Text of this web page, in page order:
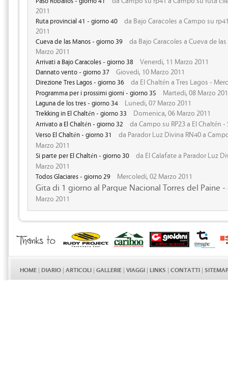
2011
Ruta provincial 41 - giorno 40
da Bajo Caracoles a Campo su
2011
Cueva de las Manos - giorno 39
da Bajo Caracoles a Cueva de
Marzo 2011
Arrivati a Bajo Caracoles - giorno 38 Venerdi, 11 Marzo 2011
Dannato vento - giorno 37 Giovedi, 10 Marzo 2011
Direzione Tres Lagos - giorno 36 da El Chaltén a Tres Lagos -
Programma per i prossimi giorni - giorno 35 Martedi, 08 Marzo
Laguna de los tres - giorno 34 Lunedi, 07 Marzo 2011
Trekking in El Chaltén - giorno 33 Domenica, 06 Marzo 2011
Arrivato a El Chaltén - giorno 32 da Campo su RP23 a El Chaltén
Verso El Chaltén - giorno 31
da Parador Luz Divina RN40 a
Marzo 2011
Si parte per El Chaltén - giorno 30
da El Calafate a Parador Luz
Marzo 2011
Todos Glaciares - giorno 29 Mercoledi, 02 Marzo 2011
Gita di 1 giorno al Parque Nacional Torres del Paine
Marzo 2011
HOME | DIARIO | ARTICOLI | GALLERIE | VIAGGI | LINKS | CONTATTI | SITEMAP